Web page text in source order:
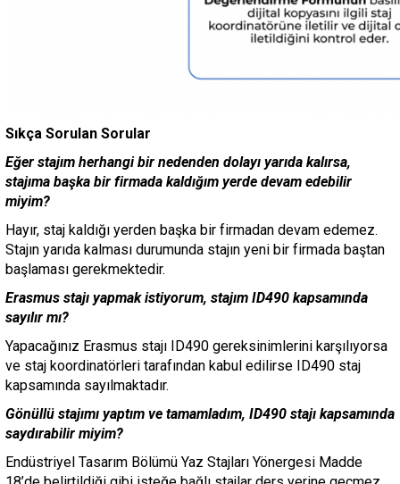
Sıkça Sorulan Sorular
Eğer stajım herhangi bir nedenden dolayı yarıda kalırsa,
stajıma başka bir firmada kaldığım yerde devam edebilir
miyim?
Hayır, staj kaldığı yerden başka bir firmadan devam edemez.
Stajın yarıda kalması durumunda stajın yeni bir firmada baştan
başlaması gerekmektedir.
Erasmus stajı yapmak istiyorum, stajım ID490 kapsamında
sayılır mı?
Yapacağınız Erasmus stajı ID490 gereksinimlerini karşılıyorsa
ve staj koordinatörleri tarafından kabul edilirse ID490 staj
kapsamında sayılmaktadır.
Gönüllü stajımı yaptım ve tamamladım, ID490 stajı kapsamında
saydırabilir miyim?
Endüstriyel Tasarım Bölümü Yaz Stajları Yönergesi Madde